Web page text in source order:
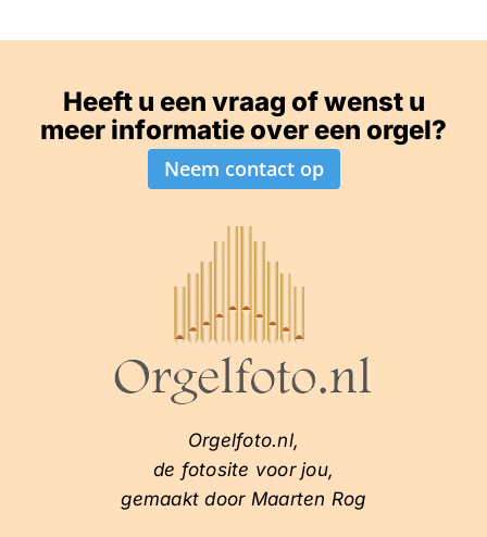
Heeft u een vraag of wenst u
meer informatie over een orgel?
Neem contact op
Orgelfoto.nl,
de fotosite voor jou,
gemaakt door Maarten Rog